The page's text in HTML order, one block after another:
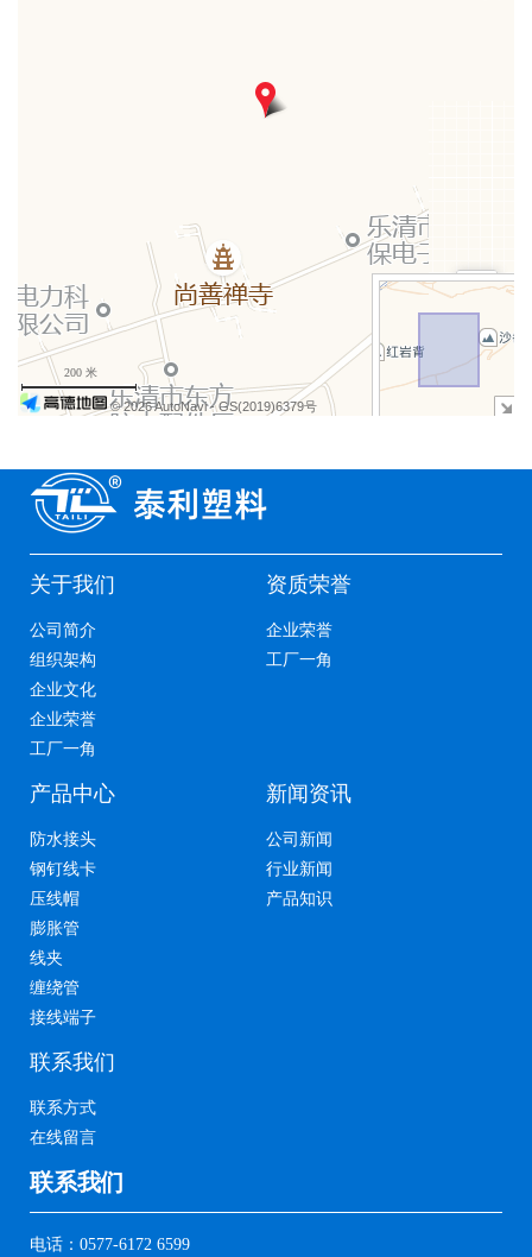
+
−
200 米
© 2026 AutoNavi- GS(2019)6379号
关于我们
公司简介
组织架构
企业文化
企业荣誉
工厂一角
资质荣誉
企业荣誉
工厂一角
产品中心
防水接头
钢钉线卡
压线帽
膨胀管
线夹
缠绕管
接线端子
新闻资讯
公司新闻
行业新闻
产品知识
联系我们
联系方式
在线留言
联系我们
电话：0577-6172 6599